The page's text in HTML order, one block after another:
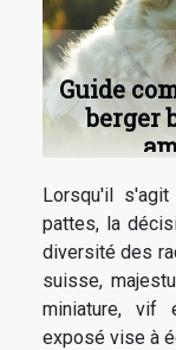
Guide
berger
Lorsqu'il
pattes, la
diversité des
suisse,
miniature, vif
exposé vise à